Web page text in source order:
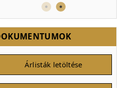
Árlisták letöltése